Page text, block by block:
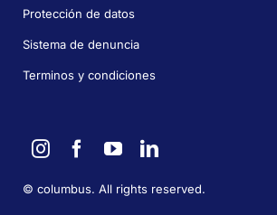
Protección de datos
Sistema de denuncia
Terminos y condiciones
© columbus. All rights reserved.